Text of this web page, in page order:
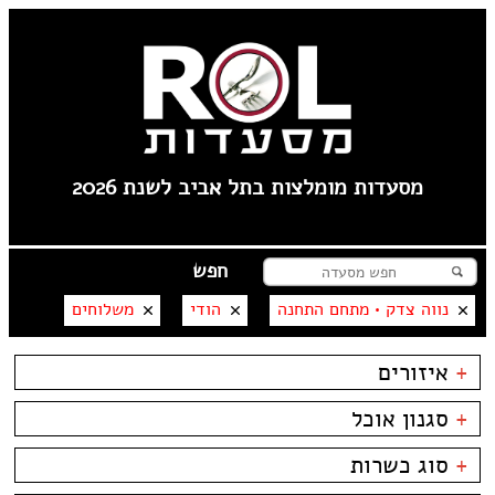
מסעדות מומלצות בתל אביב לשנת 2026
נווה צדק • מתחם התחנה הודי משלוחים
+ איזורים
קרליבך
צפון ישן
שוק הפשפשים
צהלה
+ סגנון אוכל
בשרים
דגים
ביסטרו
+ סוג כשרות